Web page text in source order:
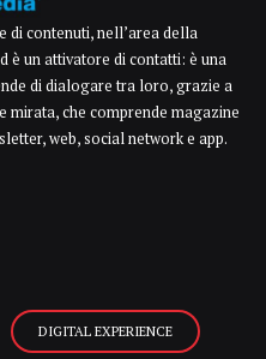
di contenuti, nell’area della
è un attivatore di contatti: è una
di dialogare tra loro, grazie a
che comprende magazine
web, social network e app.
DIGITAL EXPERIENCE